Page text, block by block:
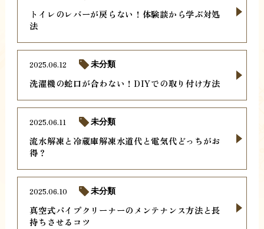
トイレのレバーが戻らない！体験談から学ぶ対処
法
洗濯機の蛇口が合わない！DIYでの取り付け方法
2025.06.12 未分類
流水解凍と冷蔵庫解凍水道代と電気代どっちがお
得？
2025.06.11 未分類
真空式パイプクリーナーのメンテナンス方法と長
持ちさせるコツ
2025.06.10 未分類